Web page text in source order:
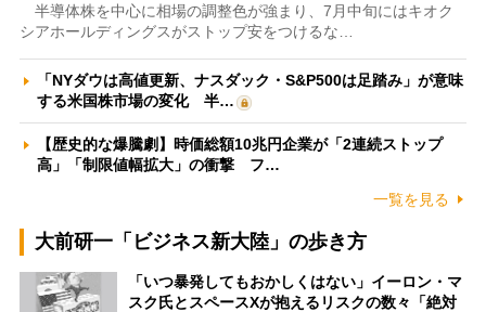
半導体株を中心に相場の調整色が強まり、7月中旬にはキオク
シアホールディングスがストップ安をつけるな…
「NYダウは高値更新、ナスダック・S&P500は足踏み」が意味
する米国株市場の変化 半…
【歴史的な爆騰劇】時価総額10兆円企業が「2連続ストップ
高」「制限値幅拡大」の衝撃 フ…
一覧を見る
大前研一「ビジネス新大陸」の歩き方
「いつ暴発してもおかしくはない」イーロン・マ
スク氏とスペースXが抱えるリスクの数々「絶対